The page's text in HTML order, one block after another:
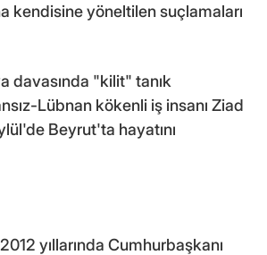
kendisine yöneltilen suçlamaları
davasında "kilit" tanık
Lübnan kökenli iş insanı Ziad
Beyrut'ta hayatını
yıllarında Cumhurbaşkanı